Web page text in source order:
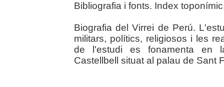
Bibliografia i fonts. Index
Biografia del Virrei de Perú.
militars, polítics, religiosos i les
de l'estudi es fonamenta en
Castellbell situat al palau de Sant